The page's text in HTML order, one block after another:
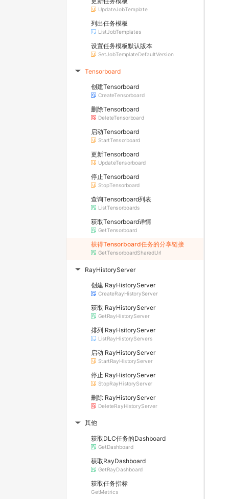
UpdateJobTemplate
列出任务模板
ListJobTemplates
设置任务模板默认版本
SetJobTemplateDefaultVersion
▶ Tensorboard
创建Tensorboard
CreateTensorboard
删除Tensorboard
DeleteTensorboard
启动Tensorboard
StartTensorboard
更新Tensorboard
UpdateTensorboard
停止Tensorboard
StopTensorboard
查询Tensorboard列表
ListTensorboards
获取Tensorboard详情
GetTensorboard
获得Tensorboard任务的分享链接
GetTensorboardSharedUrl
▶ RayHistoryServer
创建 RayHistoryServer
CreateRayHistoryServer
获取 RayHistoryServer
GetRayHistoryServer
排列 RayHsitoryServer
ListRayHistoryServers
启动 RayHistoryServer
StartRayHistoryServer
停止 RayHistoryServer
StopRayHistoryServer
删除 RayHistoryServer
DeleteRayHistoryServer
▶ 其他
获取DLC任务的Dashboard
GetDashboard
获取RayDashboard
GetRayDashboard
获取任务指标
GetMetrics